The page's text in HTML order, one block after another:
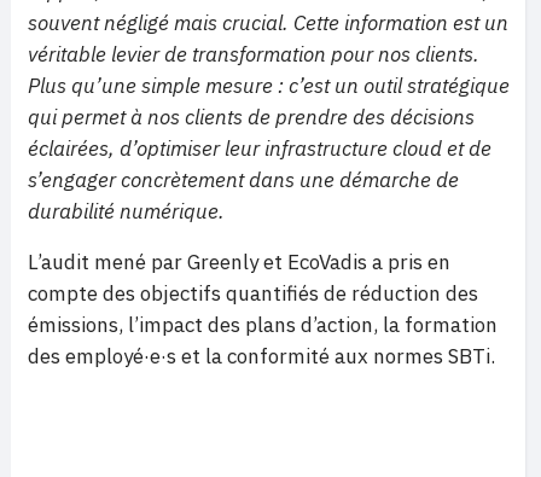
souvent négligé mais crucial. Cette information est un
véritable levier de transformation pour nos clients.
Plus qu’une simple mesure : c’est un outil stratégique
qui permet à nos clients de prendre des décisions
éclairées, d’optimiser leur infrastructure cloud et de
s’engager concrètement dans une démarche de
durabilité numérique.
L’audit mené par Greenly et EcoVadis a pris en
compte des objectifs quantifiés de réduction des
émissions, l’impact des plans d’action, la formation
des employé·e·s et la conformité aux normes SBTi.